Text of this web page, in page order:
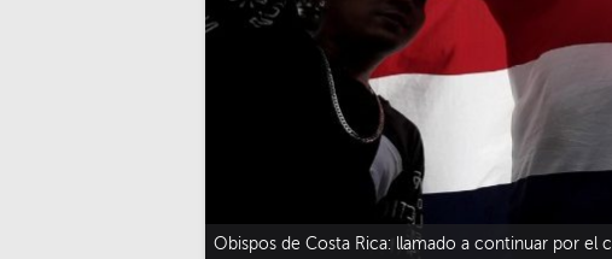
Obispos de Costa Rica: llamado a continuar por el